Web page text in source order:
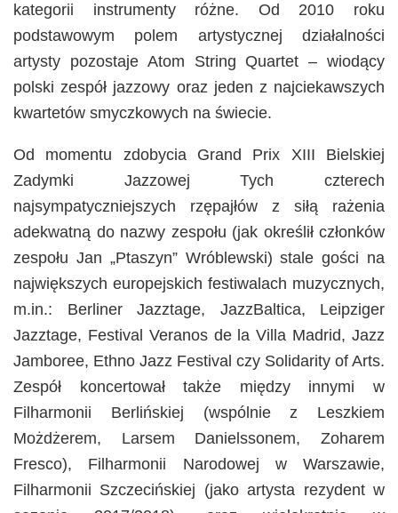
kategorii instrumenty różne. Od 2010 roku
podstawowym polem artystycznej działalności
artysty pozostaje Atom String Quartet – wiodący
polski zespół jazzowy oraz jeden z najciekawszych
kwartetów smyczkowych na świecie.
Od momentu zdobycia Grand Prix XIII Bielskiej
Zadymki Jazzowej Tych czterech
najsympatyczniejszych rzępajłów z siłą rażenia
adekwatną do nazwy zespołu (jak określił członków
zespołu Jan „Ptaszyn” Wróblewski) stale gości na
największych europejskich festiwalach muzycznych,
m.in.: Berliner Jazztage, JazzBaltica, Leipziger
Jazztage, Festival Veranos de la Villa Madrid, Jazz
Jamboree, Ethno Jazz Festival czy Solidarity of Arts.
Zespół koncertował także między innymi w
Filharmonii Berlińskiej (wspólnie z Leszkiem
Możdżerem, Larsem Danielssonem, Zoharem
Fresco), Filharmonii Narodowej w Warszawie,
Filharmonii Szczecińskiej (jako artysta rezydent w